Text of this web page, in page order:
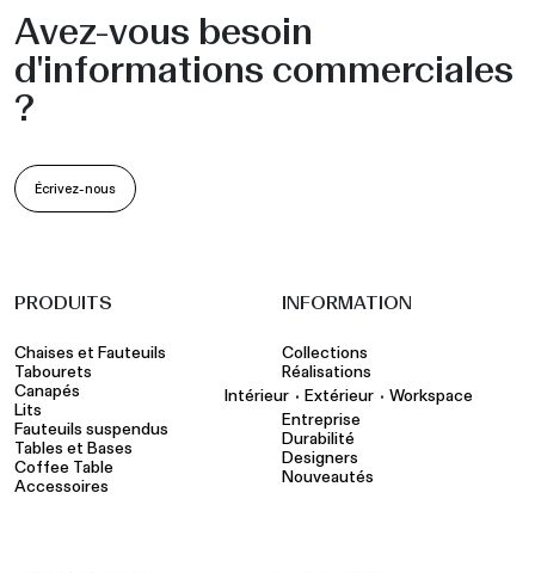
Avez-vous besoin
d'informations commerciales
?
Écrivez-nous
PRODUITS
Chaises et Fauteuils
Tabourets
Canapés
Lits
Fauteuils suspendus
Tables et Bases
Coffee Table
Accessoires
INFORMATION
Collections
Réalisations
Intérieur • Extérieur • Workspace
Entreprise
Durabilité
Designers
Nouveautés